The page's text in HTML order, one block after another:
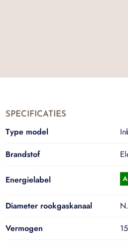
SPECIFICATIES
Type model
Brandstof
Energielabel
Diameter rookgaskanaal
Vermogen